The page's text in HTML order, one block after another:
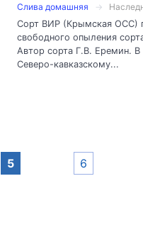
Слива домашняя
Сорт ВИР (Крымская ОСС)
свободного опыления
Автор сорта Г.В. Еремин. В
Северо-кавказскому...
5 6